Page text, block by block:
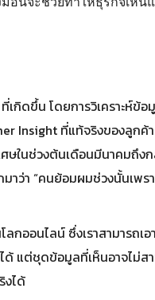
กิดขึ้น โดยการวิเคราะห์ข้อ
Insight ที่แท้จริงของลูกค้
ในช่วงต้นเดือนมีนาคมถึงก
ว่า “คนย้อมผมช่วงนั้นเพร
กออนไลน์ ซึ่งเราสามารถเ
แต่ชุดข้อมูลที่เห็นอาจไม่ส
งได้